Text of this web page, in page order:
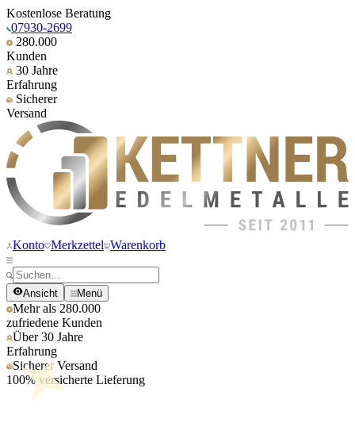
Kostenlose Beratung
07930-2699
280.000
Kunden
30 Jahre
Erfahrung
Sicherer
Versand
Konto Merkzettel Warenkorb
Ansicht Menü
Mehr als 280.000
zufriedene Kunden
Über 30 Jahre
Erfahrung
Sicherer Versand
100% versicherte Lieferung